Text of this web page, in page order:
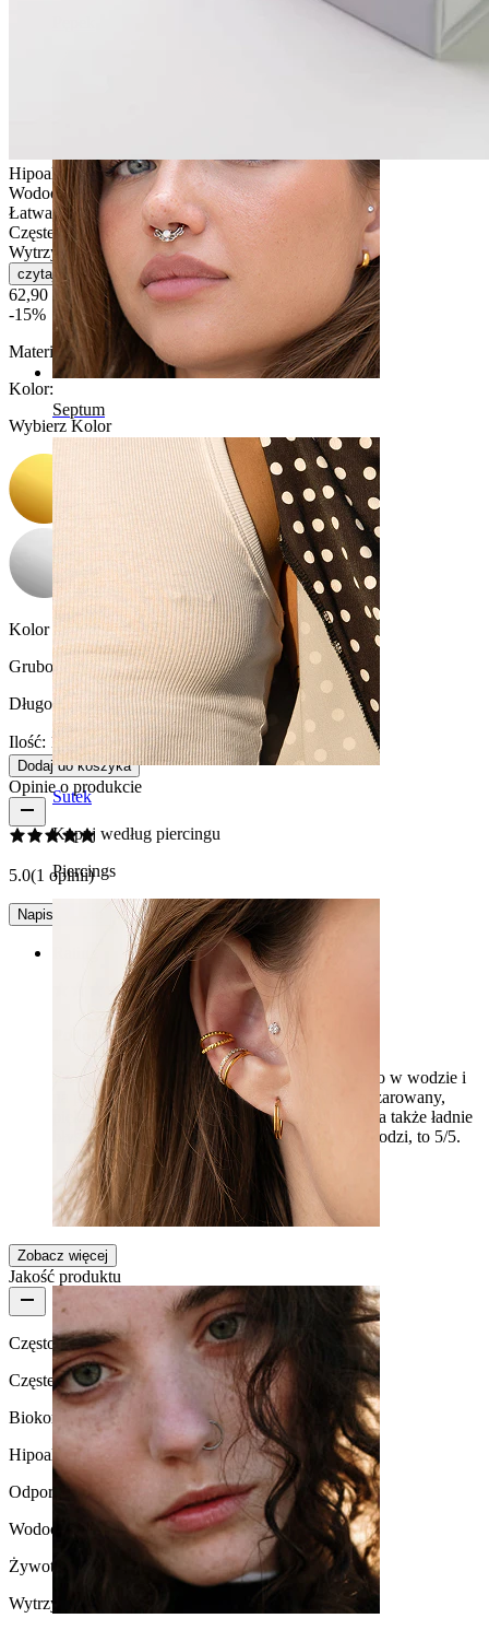
Septum
Sutek
Kupuj według piercingu
Piercings
Ucho
Hipoalergiczna
Wodoodporna
Łatwa w obsłudze
Częste użytkowanie
Wytrzymała
czytaj więcej
62,90 zł
74,00 zł
-15%
Materiał:Tytan
Kolor:
Wybierz Kolor
Kolor kamienia: Przezroczysty
Grubość gwintu:1.6 mm
Długość:
10 mm
Ilość: 1
Dodaj do koszyka
Opinie o produkcie
5.0(1 opinii)
Napisz opinię
Podoba mi się
Dokładnie to, czego szukałem, aby móc nosić to w wodzie i
na plaży. Mój przyjaciel jest tym całkowicie oczarowany,
pięknie się buja z dwoma łańcuchami, gdy idę, a także ładnie
błyszczy. Jeśli woda rzeczywiście mu nie zaszkodzi, to 5/5.
Lilla Zakup potwierdzony
Przetłumaczone przez AI Pokaż oryginał
Zobacz więcej
Jakość produktu
Częstotliwość użytkowania
Częste użytkowanie
Biokompatybilność
Hipoalergiczna
Odporność na działanie wody
Wodoodporna
Żywotność
Wytrzymała